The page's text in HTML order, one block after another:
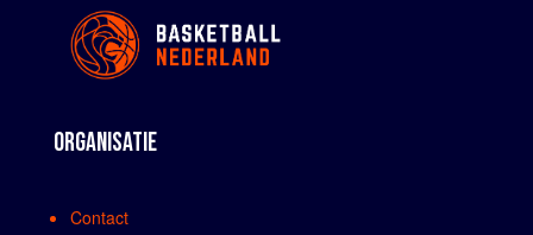
ORGANISATIE
Contact